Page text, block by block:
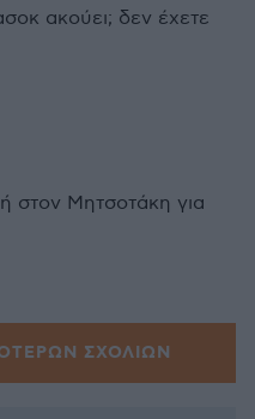
ακούει; δεν έχετε
στον Μητσοτάκη για
ΣΧΟΛΙΩΝ